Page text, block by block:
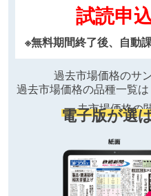
試読申
※無料期間終了後、自動
過去市場価格のサ
過去市場価格の品種一覧は
去市場価格の
電子版が選